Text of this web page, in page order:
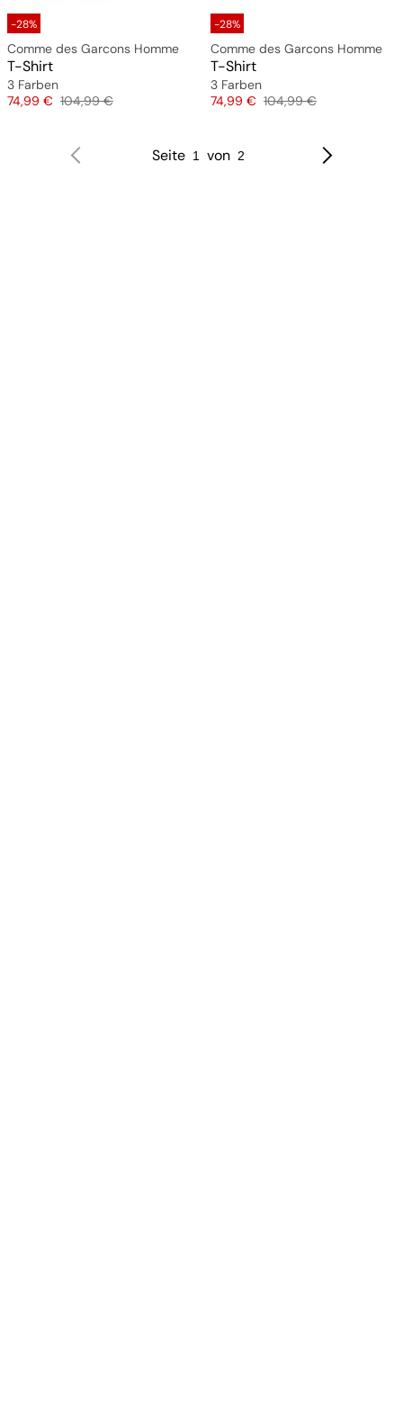
-28%
Comme des Garcons Homme
T-Shirt
3 Farben
Preis
74,99 € Originalpreis
104,99 €
-28%
Comme des Garcons Homme
T-Shirt
3 Farben
Preis
74,99 € Originalpreis
104,99 €
Seite 1 von 2